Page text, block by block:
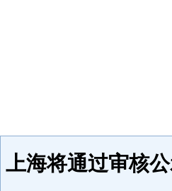
上海将通过审核